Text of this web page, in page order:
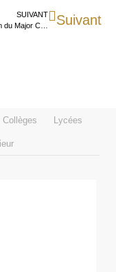
SUIVANT
Intervention du Major Carvennec sur la prévention au harcèlement auprès des élèves de 6ème
Suivant
Collèges Lycées